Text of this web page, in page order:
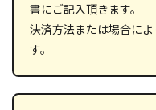
書にご記入頂きます。
決済方法または場合に
す。